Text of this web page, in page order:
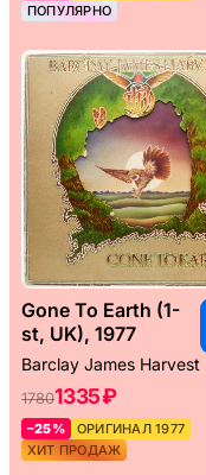
ПОПУЛЯРНО
Gone To Earth (1-
st, UK), 1977
Barclay James Harvest
17801335 ₽
–25%
ОРИГИНАЛ 1977
ХИТ ПРОДАЖ